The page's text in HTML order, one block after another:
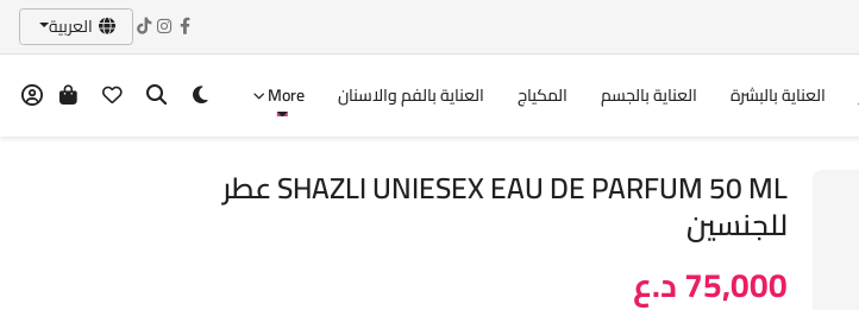
العربية
العناية بالبشرة العناية بالجسم المكياج العناية بالفم والاسنان More
SHAZLI UNIESEX EAU DE PARFUM 50 ML عطر
للجنسين
75,000 د.ع